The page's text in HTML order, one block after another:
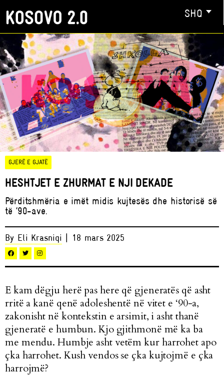
SHQ
GJERË E GJATË
HESHTJET E ZHURMAT E NJI DEKADE
Përditshmëria e imët midis kujtesës dhe historisë së
të ‘90-ave.
By Eli Krasniqi | 18 mars 2025
E kam dëgju herë pas here që gjeneratës që asht
rritë a kanë qenë adoleshentë në vitet e ‘90-a,
zakonisht në kontekstin e arsimit, i asht thanë
gjeneratë e humbun. Kjo gjithmonë më ka ba
me mendu. Humbje asht vetëm kur harrohet apo
çka harrohet. Kush vendos se çka kujtojmë e çka
harrojmë?